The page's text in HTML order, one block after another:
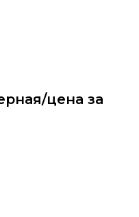
цена за